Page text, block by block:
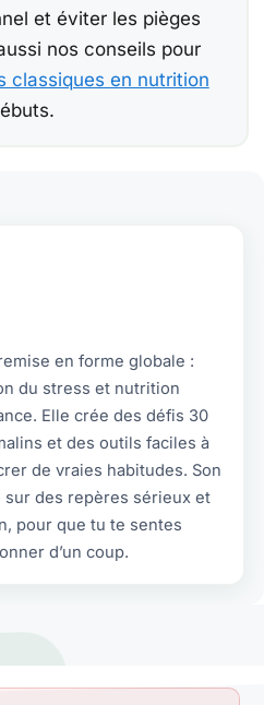
et éviter les pièges
nos conseils pour
classiques en nutrition
en forme globale :
du stress et nutrition
Elle crée des défis 30
et des outils faciles à
de vraies habitudes. Son
sur des repères sérieux et
pour que tu te sentes
d’un coup.